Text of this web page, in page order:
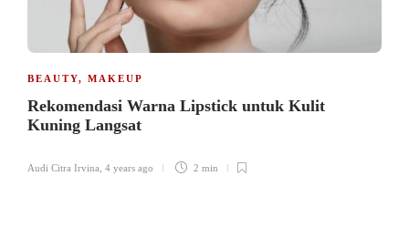
BEAUTY, MAKEUP
Rekomendasi Warna Lipstick untuk Kulit
Kuning Langsat
Audi Citra Irvina, 4 years ago 2 min